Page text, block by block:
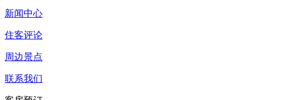
新闻中心
住客评论
周边景点
联系我们